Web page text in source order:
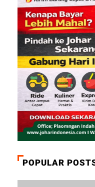
POPULAR